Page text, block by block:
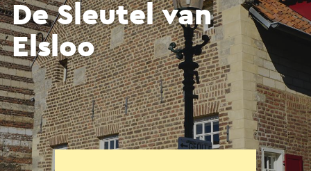
De Sleutel van
Elsloo